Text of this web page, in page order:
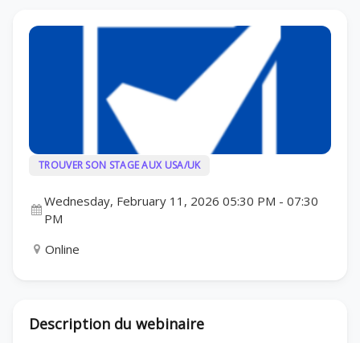
TROUVER SON STAGE AUX USA/UK
Wednesday, February 11, 2026 05:30 PM -07:30
PM
Online
Description du webinaire